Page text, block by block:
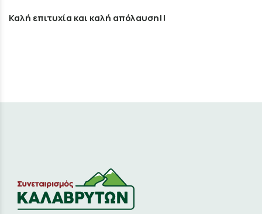
Καλή επιτυχία και καλή απόλαυση!!